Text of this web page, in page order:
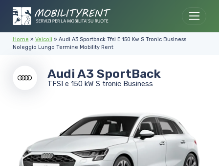
Home » Veicoli » Audi A3 Sportback Tfsi E 150 Kw S Tronic Business
Noleggio Lungo Termine Mobility Rent
Audi A3 SportBack
TFSI e 150 kW S tronic Business